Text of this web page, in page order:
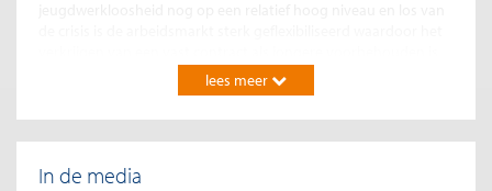
aan een minderheid. Het mes van het generatiepact zou in
principe aan twee kanten moeten snijden: voor oudere
vaste baan. Voor werkgevers biedt het de mogelijkheid om
lees meer
In de media